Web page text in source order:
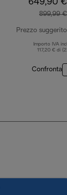
649,90 €
899,99 €
Prezzo suggerito
Importo IVA
117,20 € di
Confronta